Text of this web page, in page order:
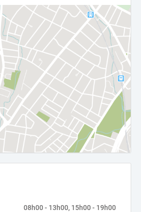
08h00 - 13h00, 15h00 - 19h00